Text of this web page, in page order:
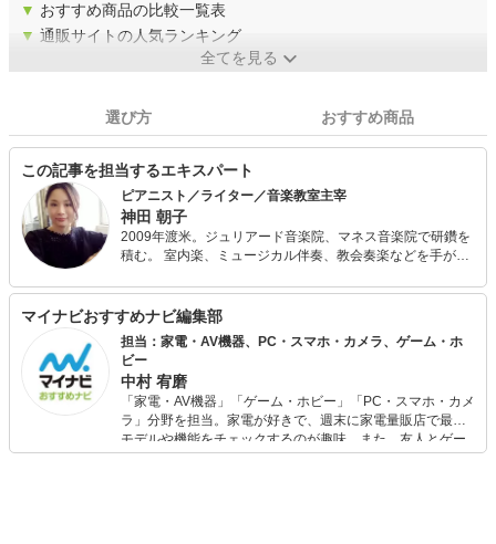
▼ おすすめ商品の比較一覧表
▼ 通販サイトの人気ランキング
全てを見る
選び方 おすすめ商品
この記事を担当するエキスパート
ピアニスト／ライター／音楽教室主宰
神田 朝子
2009年渡米。ジュリアード音楽院、マネス音楽院で研鑽を
積む。 室内楽、ミュージカル伴奏、教会奏楽などを手がけ
かな生徒を指導。 2018年春に拠点を東京に移し、音楽教室
『epiphany piano studio（エピファニーピアノスタジ
オ）』をスタート。レッスンの詳細・お問い合わせはHPま
で。 またライターとして、ウェブメディアを中心にファッ
ション、トレンド、ビューティ、フェミニズムなどを働く
女性に向けて執筆中。
マイナビおすすめナビ編集部
担当：家電・AV機器、PC・スマホ・カメラ、ゲーム・ホ
ビー
中村 宥磨
「家電・AV機器」「ゲーム・ホビー」「PC・スマホ・カメ
ラ」分野を担当。家電が好きで、週末に家電量販店で最新
モデルや機能をチェックするのが趣味。また、友人とゲー
ムを楽しみながら、新作タイトルやイベント情報もいち早